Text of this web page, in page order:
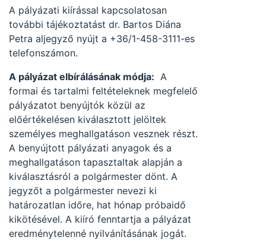
A pályázati kiírással kapcsolatosan
további tájékoztatást dr. Bartos Diána
Petra aljegyző nyújt a +36/1-458-3111-es
telefonszámon.
A pályázat elbírálásának módja: A
formai és tartalmi feltételeknek megfelelő
pályázatot benyújtók közül az
előértékelésen kiválasztott jelöltek
személyes meghallgatáson vesznek részt.
A benyújtott pályázati anyagok és a
meghallgatáson tapasztaltak alapján a
kiválasztásról a polgármester dönt. A
jegyzőt a polgármester nevezi ki
határozatlan időre, hat hónap próbaidő
kikötésével. A kiíró fenntartja a pályázat
eredménytelenné nyilvánításának jogát.